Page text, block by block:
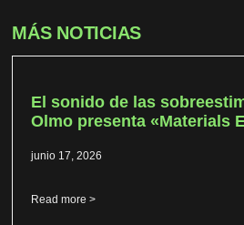
MÁS NOTICIAS
El sonido de las
Olmo presenta «Materials
junio 17, 2026
Read more >